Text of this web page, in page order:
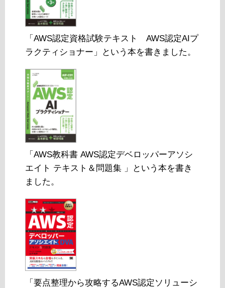
「AWS認定資格試験テキスト AWS認定AIプ
ラクティショナー」という本を書きました。
「AWS教科書 AWS認定デベロッパーアソシ
エイト テキスト＆問題集 」という本を書き
ました。
「要点整理から攻略するAWS認定ソリューシ